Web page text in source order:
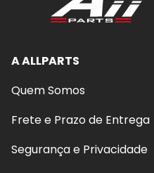
A ALLPARTS
Quem Somos
Frete e Prazo de Entrega
Segurança e Privacidade